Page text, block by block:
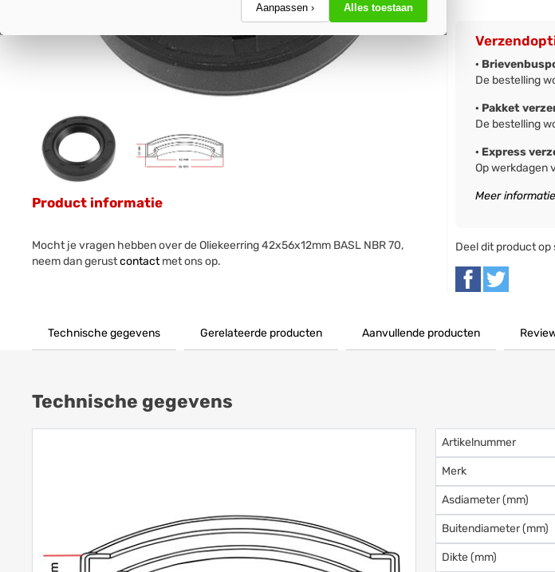
Aanpassen › Alles toestaan
Product informatie
Mocht je vragen hebben over de Oliekeerring 42x56x12mm BASL NBR 70,
neem dan gerustcontactmet ons op.
·
De bestelling
· Pakket
De bestelling
· Express
Op werkdagen
Meer
Deel dit product op
Technische gegevens Gerelateerde producten Aanvullende producten
Technische gegevens
Artikelnummer
Merk
Asdiameter (mm)
Buitendiameter (mm)
Dikte (mm)